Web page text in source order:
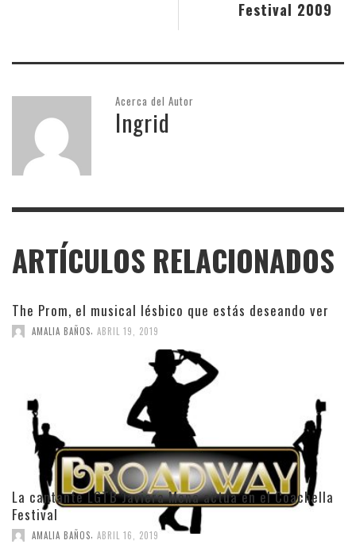
Festival 2009
Acerca del Autor
Ingrid
ARTÍCULOS RELACIONADOS
The Prom, el musical lésbico que estás deseando ver
AMALIA BAÑOS, ABRIL 19, 2019
La cantante LGTB Javiera Mena actúa en el Coachella
Festival
AMALIA BAÑOS ABRIL 16, 2019